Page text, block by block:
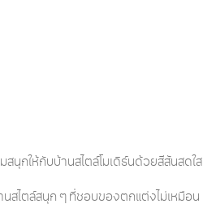
สนุกให้กับบ้านสไตล์โมเดิร์นด้วยสีสันสดใส
สไตล์สนุก ๆ ที่ชอบของตกแต่งไม่เหมือน